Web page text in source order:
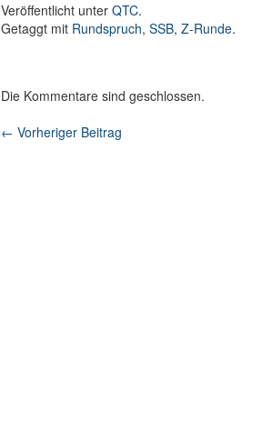
Veröffentlicht unter QTC.
Getaggt mit Rundspruch, SSB, Z-Runde.
Die Kommentare sind geschlossen.
Beitragsnavigation
← Vorheriger Beitrag